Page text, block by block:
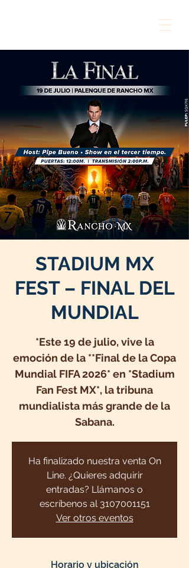
STADIUM MX
FEST – FINAL DEL
MUNDIAL
*Este 19 de julio, vive la
emoción de la **Final de la Copa
Mundial FIFA 2026* en *Stadium
Fan Fest MX*, la tribuna
mundialista más grande de la
Sabana.
Ha finalizado nuestra venta On
Line. ¿Quieres adquirir
entradas? Llámanos o
escríbenos al 3107001151
Ver otros eventos
Horario y ubicación